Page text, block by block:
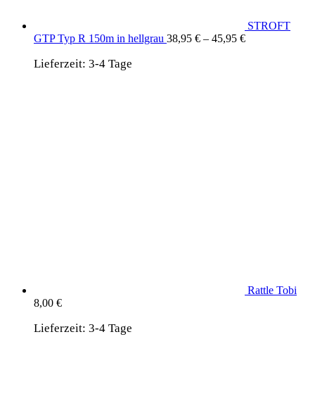
STROFT
GTP Typ R 150m in hellgrau 38,95 € – 45,95 €
Lieferzeit: 3-4 Tage
Rattle Tobi
8,00 €
Lieferzeit: 3-4 Tage